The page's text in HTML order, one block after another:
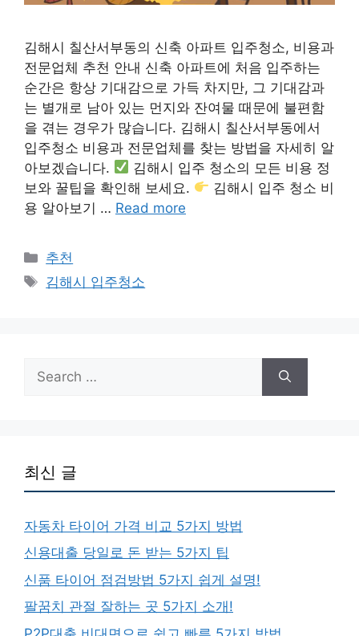
김해시 칠산서부동의 신축 아파트 입주청소, 비용과
전문업체 추천 안내 신축 아파트에 처음 입주하는
순간은 항상 기대감으로 가득 차지만, 그 기대감과
는 별개로 남아 있는 먼지와 잔여물 때문에 불편함
을 겪는 경우가 많습니다. 김해시 칠산서부동에서
입주청소 비용과 전문업체를 찾는 방법을 자세히 알
아보겠습니다.
김해시 입주 청소의 모든 비용 정
보와 꿀팁을 확인해 보세요.
김해시 입주 청소 비
용 알아보기 … Read more
Categories
추천
Tags
김해시 입주청소
for:
최신 글
자동차 타이어 가격 비교 5가지 방법
신용대출 당일로 돈 받는 5가지 팁
신품 타이어 점검방법 5가지 쉽게 설명!
팔꿈치 관절 잘하는 곳 5가지 소개!